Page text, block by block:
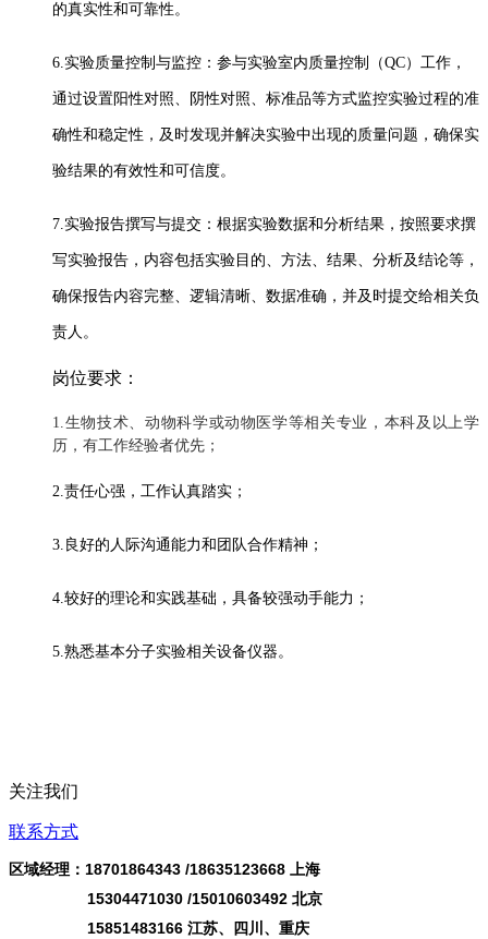
的真实性和可靠性。
6.实验质量控制与监控：参与实验室内质量控制（QC）工作，
通过设置阳性对照、阴性对照、标准品等方式监控实验过程的准
确性和稳定性，及时发现并解决实验中出现的质量问题，确保实
验结果的有效性和可信度。
7.实验报告撰写与提交：根据实验数据和分析结果，按照要求撰
写实验报告，内容包括实验目的、方法、结果、分析及结论等，
确保报告内容完整、逻辑清晰、数据准确，并及时提交给相关负
责人。
岗位要求：
1.生物技术、动物科学或动物医学等相关专业，本科及以上学
历，有工作经验者优先；
2.责任心强，工作认真踏实；
3.良好的人际沟通能力和团队合作精神；
4.较好的理论和实践基础，具备较强动手能力；
5.熟悉基本分子实验相关设备仪器。
关注我们
联系方式
区域经理：18701864343 /18635123668 上海
15304471030 /15010603492 北京
15851483166 江苏、四川、重庆